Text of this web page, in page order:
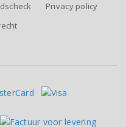
Privacy policy